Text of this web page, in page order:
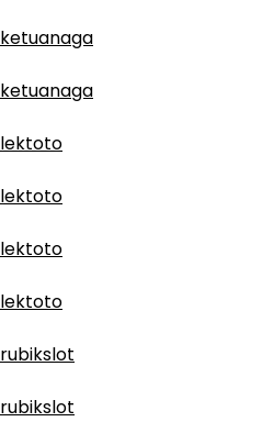
ketuanaga
ketuanaga
lektoto
lektoto
lektoto
lektoto
rubikslot
rubikslot